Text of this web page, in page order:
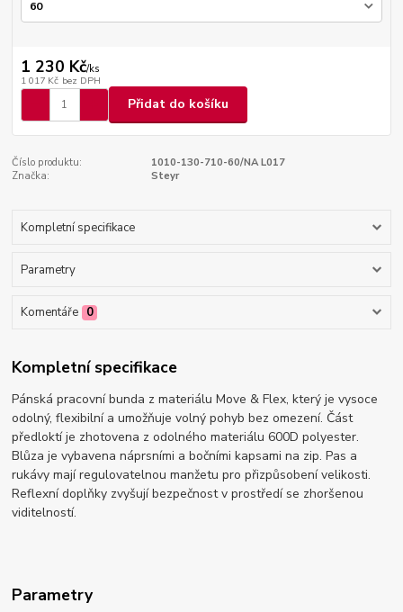
1 230 Kč/ks
1 017 Kč bez DPH
Přidat do košíku
Číslo produktu:
1010-130-710-60/NA L017
Značka:
Steyr
Kompletní specifikace
Parametry
Komentáře 0
Kompletní specifikace
Pánská pracovní bunda z materiálu Move & Flex, který je vysoce
odolný, flexibilní a umožňuje volný pohyb bez omezení. Část
předloktí je zhotovena z odolného materiálu 600D polyester.
Blůza je vybavena náprsními a bočními kapsami na zip. Pas a
rukávy mají regulovatelnou manžetu pro přizpůsobení velikosti.
Reflexní doplňky zvyšují bezpečnost v prostředí se zhoršenou
viditelností.
Parametry